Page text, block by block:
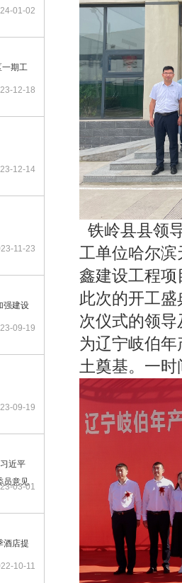
01-02
一期工
12-18
12-14
11-23
强建设
09-19
09-19
近平
员意见
03-01
酒店提
10-11
铁岭县县领
工单位哈尔
鑫建设工程
此次的开工
次仪式的领
为辽宁岐伯
土奠基。一